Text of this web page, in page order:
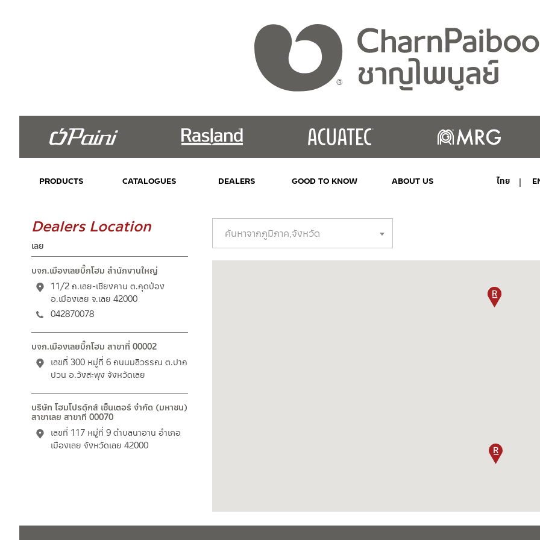
PRODUCTS CATALOGUES DEALERS GOOD TO KNOW ABOUT US ไทย
Dealers Location
เลย
บจก.เมืองเลยบิ๊กโฮม สำนักงานใหญ่
11/2 ถ.เลย-เชียงคาน ต.กุดป่อง
อ.เมืองเลย จ.เลย 42000
042870078
บจก.เมืองเลยบิ๊กโฮม สาขาที่ 00002
เลขที่ 300 หมู่ที่ 6 ถนนมลิวรรณ ต.ปาก
ปวน อ.วังสะพุง จังหวัดเลย
บริษัท โฮมโปรดักส์ เซ็นเตอร์ จำกัด (มหาชน)
สาขาเลย สาขาที่ 00070
เลขที่ 117 หมู่ที่ 9 ตำบลนาอาน อำเภอ
เมืองเลย จังหวัดเลย 42000
ค้นหาจากภูมิภาค,จังหวัด